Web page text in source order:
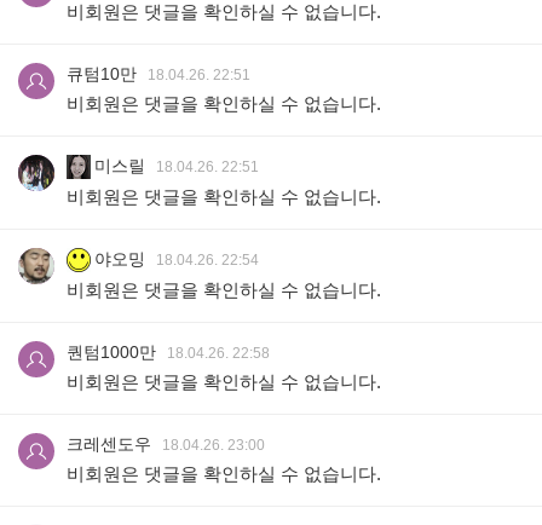
비회원은 댓글을 확인하실 수 없습니다.
큐텀10만 18.04.26. 22:51
비회원은 댓글을 확인하실 수 없습니다.
미스릴 18.04.26. 22:51
비회원은 댓글을 확인하실 수 없습니다.
야오밍 18.04.26. 22:54
비회원은 댓글을 확인하실 수 없습니다.
퀀텀1000만 18.04.26. 22:58
비회원은 댓글을 확인하실 수 없습니다.
크레센도우 18.04.26. 23:00
비회원은 댓글을 확인하실 수 없습니다.